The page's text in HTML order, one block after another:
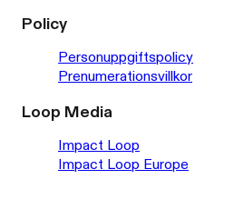
Policy
Personuppgiftspolicy
Prenumerationsvillkor
Loop Media
Impact Loop
Impact Loop Europe